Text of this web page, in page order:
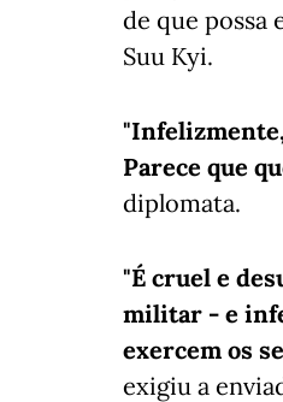
de que
Suu Kyi.
Parece que
diplomata.
"É cruel e
militar - e
exercem os
exigiu a